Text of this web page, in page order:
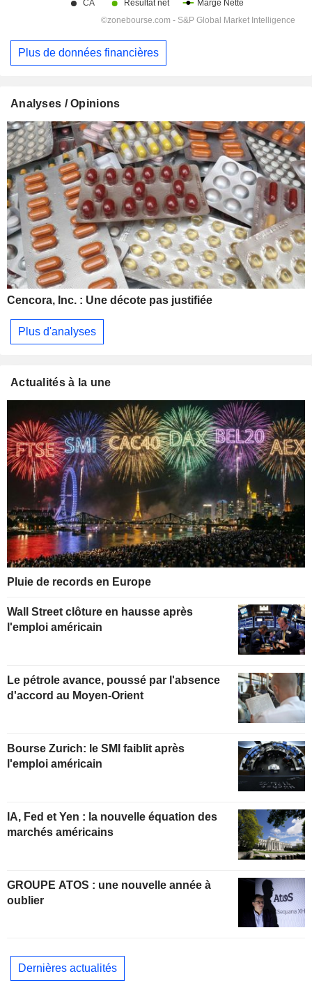
Plus de données financières
Analyses / Opinions
Cencora, Inc. : Une décote pas justifiée
Plus d'analyses
Actualités à la une
Pluie de records en Europe
Wall Street clôture en hausse après
l'emploi américain
Le pétrole avance, poussé par l'absence
d'accord au Moyen-Orient
Bourse Zurich: le SMI faiblit après
l'emploi américain
IA, Fed et Yen : la nouvelle équation des
marchés américains
GROUPE ATOS : une nouvelle année à
oublier
Dernières actualités